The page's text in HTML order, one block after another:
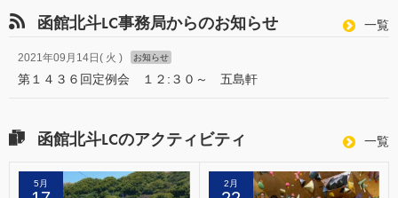
函館北斗LC事務局からのお知らせ
函
か
お
知
一覧
2021年09月14日( 火 ) お知らせ
第１４３６回定例会 １２:３０～ 五島軒
函館北斗LCのアクティビティ 一覧
5月 2月